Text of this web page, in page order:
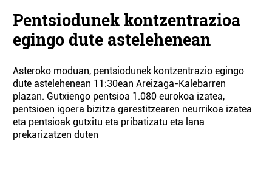
Pentsiodunek kontzentrazioa
egingo dute astelehenean
Asteroko moduan, pentsiodunek kontzentrazio egingo
dute astelehenean 11:30ean Areizaga-Kalebarren
plazan. Gutxiengo pentsioa 1.080 eurokoa izatea,
pentsioen igoera bizitza garestitzearen neurrikoa izatea
eta pentsioak gutxitu eta pribatizatu eta lana
prekarizatzen duten